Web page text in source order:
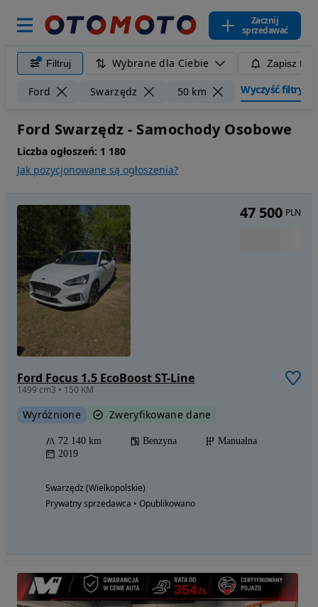
Zacznij
sprzedawać
Filtruj Wybrane dla Ciebie Zapisz
Ford Swarzędz 50 km Wyczyść filtry
Ford Swarzędz - Samochody Osobowe
Liczba ogłoszeń: 1 180
Jak pozycjonowane są ogłoszenia?
Ford Focus 1.5 EcoBoost ST-Line
1499 cm3 • 150 KM
Wyróżnione Zweryfikowane dane
72 140 km Benzyna
Manualna
2019
Swarzędz (Wielkopolskie)
Prywatny sprzedawca • Opublikowano
47 500 PLN